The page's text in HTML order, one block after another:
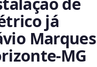
já
Marques